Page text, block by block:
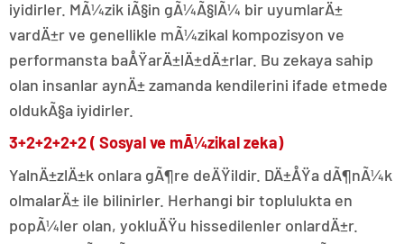
iyidirler. MÃ¼zik iÃ§in gÃ¼Ã§lÃ¼ bir uyumlarÄ±
vardÄ±r ve genellikle mÃ¼zikal kompozisyon ve
performansta baÅŸarÄ±lÄ±dÄ±rlar. Bu zekaya sahip
olan insanlar aynÄ± zamanda kendilerini ifade etmede
oldukÃ§a iyidirler.
3+2+2+2+2 ( Sosyal ve mÃ¼zikal zeka)
YalnÄ±zlÄ±k onlara gÃ¶re deÄŸildir. DÄ±ÅŸa dÃ¶nÃ¼k
olmalarÄ± ile bilinirler. Herhangi bir toplulukta en
popÃ¼ler olan, yokluÄŸu hissedilenler onlardÄ±r.